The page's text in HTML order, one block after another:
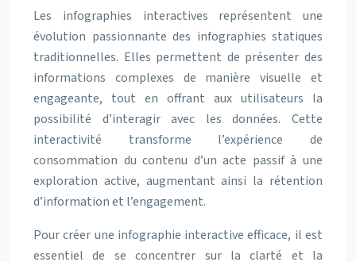
Les infographies interactives représentent une
évolution passionnante des infographies statiques
traditionnelles. Elles permettent de présenter des
informations complexes de manière visuelle et
engageante, tout en offrant aux utilisateurs la
possibilité d’interagir avec les données. Cette
interactivité transforme l’expérience de
consommation du contenu d’un acte passif à une
exploration active, augmentant ainsi la rétention
d’information et l’engagement.
Pour créer une infographie interactive efficace, il est
essentiel de se concentrer sur la clarté et la